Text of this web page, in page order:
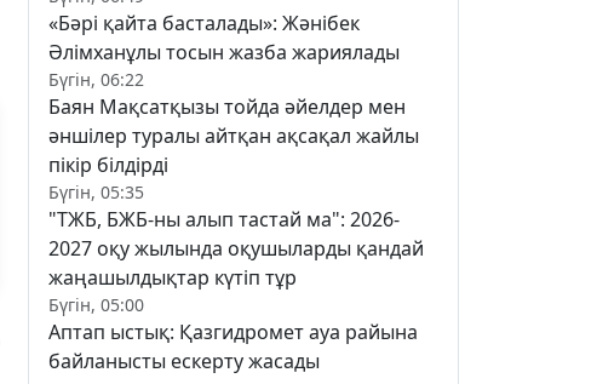
«Бәрі қайта басталады»: Жәнібек
Әлімханұлы тосын жазба жариялады
Бүгін, 06:22
Баян Мақсатқызы тойда әйелдер мен
әншілер туралы айтқан ақсақал жайлы
пікір білдірді
Бүгін, 05:35
"ТЖБ, БЖБ-ны алып тастай ма": 2026-
2027 оқу жылында оқушыларды қандай
жаңашылдықтар күтіп тұр
Бүгін, 05:00
Аптап ыстық: Қазгидромет ауа райына
байланысты ескерту жасады